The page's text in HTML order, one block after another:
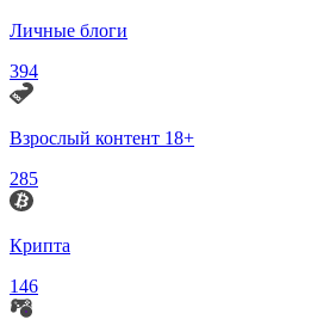
Личные блоги
394
Взрослый контент 18+
285
Крипта
146